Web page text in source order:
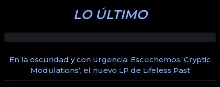
LO ÚLTIMO
En la oscuridad y con urgencia: Escuchemos ‘Cryptic
Modulations’, el nuevo LP de Lifeless Past